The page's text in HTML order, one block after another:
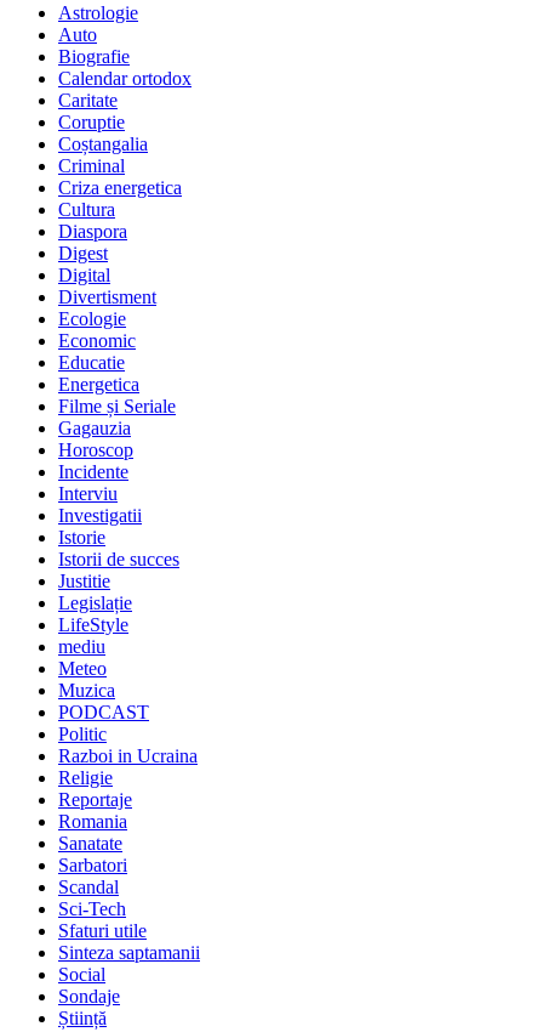
Astrologie
Auto
Biografie
Calendar ortodox
Caritate
Coruptie
Coștangalia
Criminal
Criza energetica
Cultura
Diaspora
Digest
Digital
Divertisment
Ecologie
Economic
Educatie
Energetica
Filme și Seriale
Gagauzia
Horoscop
Incidente
Interviu
Investigatii
Istorie
Istorii de succes
Justitie
Legislație
LifeStyle
mediu
Meteo
Muzica
PODCAST
Politic
Razboi in Ucraina
Religie
Reportaje
Romania
Sanatate
Sarbatori
Scandal
Sci-Tech
Sfaturi utile
Sinteza saptamanii
Social
Sondaje
Știință